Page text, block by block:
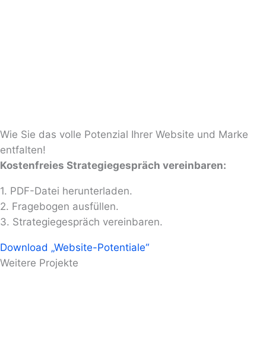
Wie Sie das volle Potenzial Ihrer Website und Marke
entfalten!
Kostenfreies Strategiegespräch vereinbaren:​
1. PDF-Datei herunterladen.
2. Fragebogen ausfüllen.
3. Strategiegespräch vereinbaren.
Download „Website-Potentiale“
Weitere Projekte